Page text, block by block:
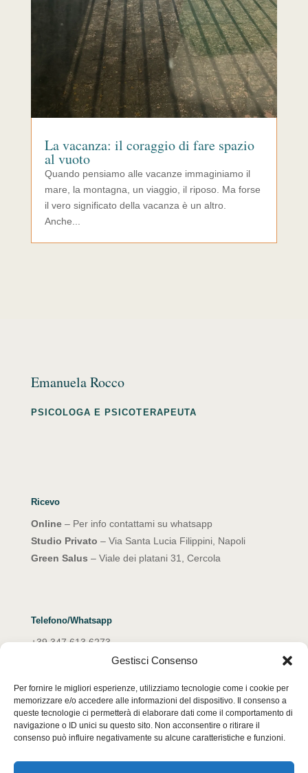
Gestisci Consenso
Per fornire le migliori esperienze, utilizziamo tecnologie come i cookie per
memorizzare e/o accedere alle informazioni del dispositivo. Il consenso a
queste tecnologie ci permetterà di elaborare dati come il comportamento di
navigazione o ID unici su questo sito. Non acconsentire o ritirare il
consenso può influire negativamente su alcune caratteristiche e funzioni.
La vacanza: il coraggio di fare spazio
al vuoto
Quando pensiamo alle vacanze immaginiamo il
mare, la montagna, un viaggio, il riposo. Ma forse
il vero significato della vacanza è un altro.
Anche...
Emanuela Rocco
PSICOLOGA E PSICOTERAPEUTA
Ricevo
Online– Per info contattami su whatsapp
Studio Privato – Via Santa Lucia Filippini, Napoli
Green Salus – Viale dei platani 31, Cercola
Telefono/Whatsapp
+39 347 613 6273
emanuelarocco@yahoo.it